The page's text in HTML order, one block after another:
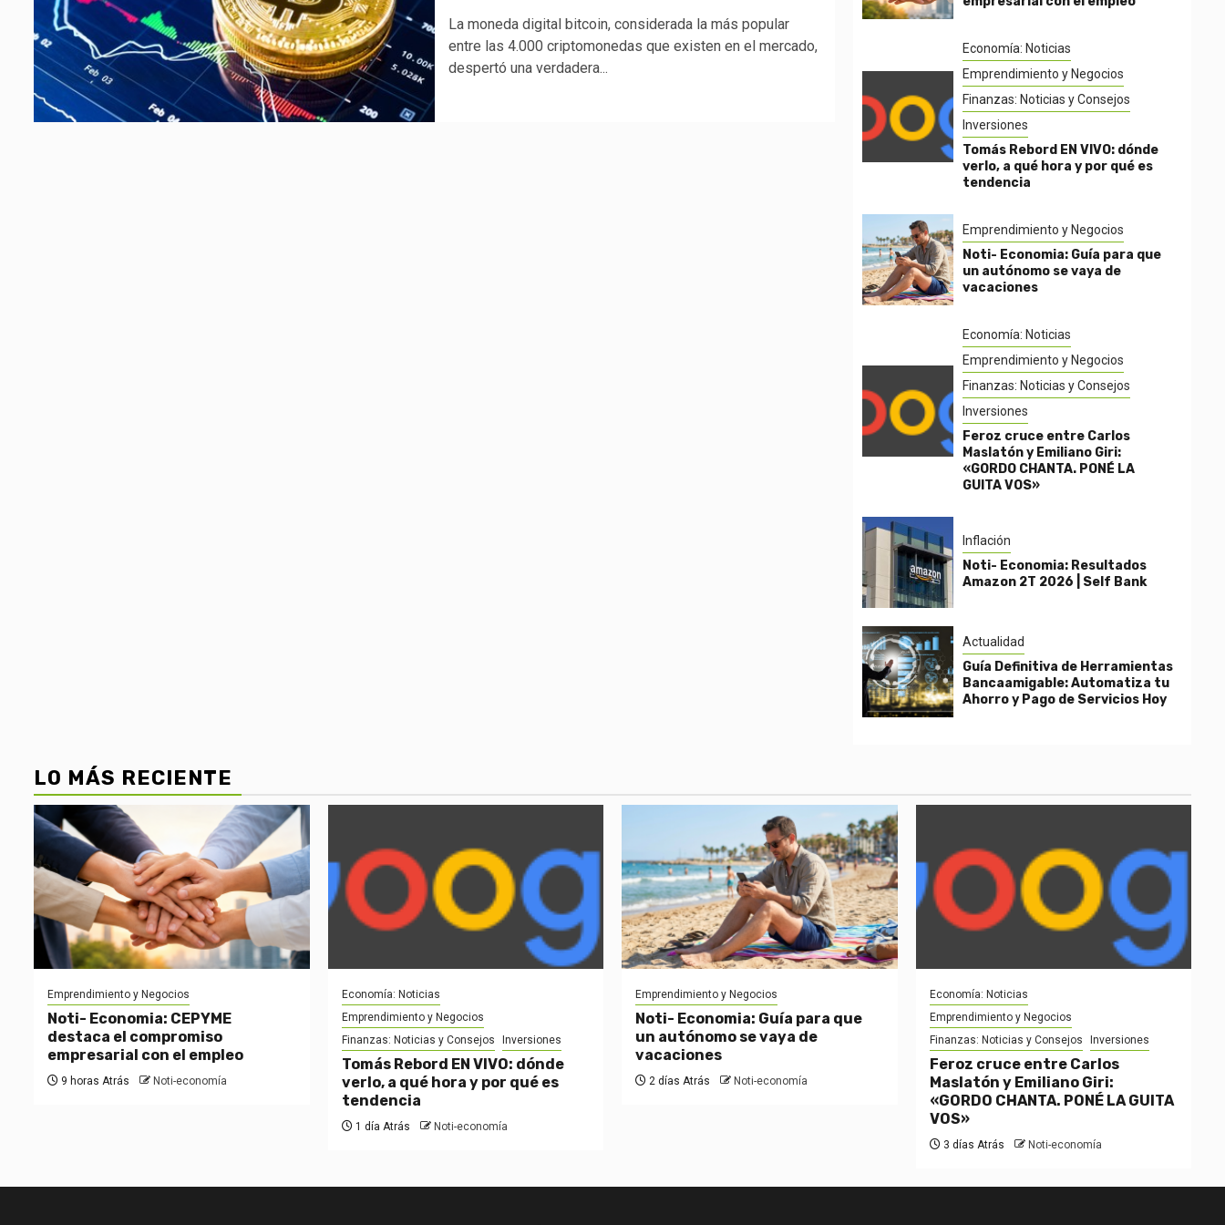
La moneda digital bitcoin, considerada la más popular
entre las 4.000 criptomonedas que existen en el mercado,
despertó una verdadera...
Economía: Noticias
Emprendimiento y Negocios
Finanzas: Noticias y Consejos
Inversiones
Tomás Rebord EN VIVO: dónde
verlo, a qué hora y por qué es
tendencia
Emprendimiento y Negocios
Noti- Economia: Guía para que
un autónomo se vaya de
vacaciones
Economía: Noticias
Emprendimiento y Negocios
Finanzas: Noticias y Consejos
Inversiones
Feroz cruce entre Carlos
Maslatón y Emiliano Giri:
«GORDO CHANTA. PONÉ LA
GUITA VOS»
Inflación
Noti- Economia: Resultados
Amazon 2T 2026 | Self Bank
Actualidad
Guía Definitiva de Herramientas
Bancaamigable: Automatiza tu
Ahorro y Pago de Servicios Hoy
LO MÁS RECIENTE
Emprendimiento y Negocios
Noti- Economia: CEPYME
destaca el compromiso
empresarial con el empleo
9 horas Atrás Noti-economía
Economía: Noticias
Emprendimiento y Negocios
Finanzas: Noticias y Consejos
Inversiones
Tomás Rebord EN VIVO: dónde
verlo, a qué hora y por qué es
tendencia
1 día Atrás Noti-economía
Emprendimiento y Negocios
Noti- Economia: Guía para que
un autónomo se vaya de
vacaciones
2 días Atrás Noti-economía
Economía: Noticias
Emprendimiento y Negocios
Finanzas: Noticias y Consejos
Inversiones
Feroz cruce entre Carlos
Maslatón y Emiliano Giri:
«GORDO CHANTA. PONÉ LA GUITA
VOS»
3 días Atrás Noti-economía